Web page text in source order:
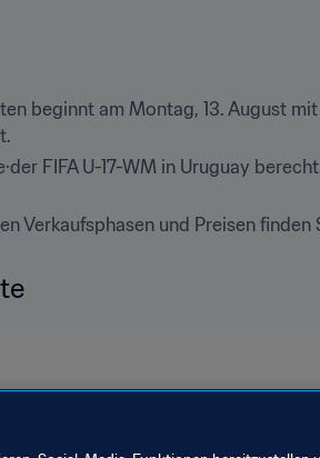
beginnt am Montag, 13. August
FIFA U-17-WM in Uruguay
Verkaufsphasen und Preisen